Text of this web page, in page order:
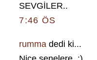
SEVGİLER..
7:46 ÖS
rumma dedi ki...